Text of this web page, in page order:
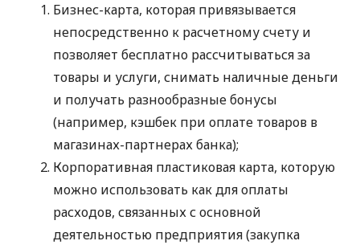
Бизнес-карта, которая привязывается
непосредственно к расчетному счету и
позволяет бесплатно рассчитываться за
товары и услуги, снимать наличные деньги
и получать разнообразные бонусы
(например, кэшбек при оплате товаров в
магазинах-партнерах банка);
Корпоративная пластиковая карта, которую
можно использовать как для оплаты
расходов, связанных с основной
деятельностью предприятия (закупка